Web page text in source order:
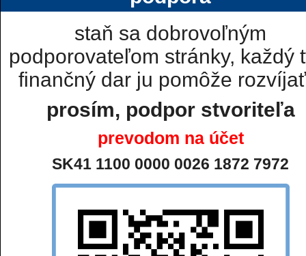
staň sa dobrovoľným
podporovateľom stránky, každý
finančný dar ju pomôže
prosím, podpor stvoriteľa
prevodom na účet
SK41 1100 0000 0026 1872 7972